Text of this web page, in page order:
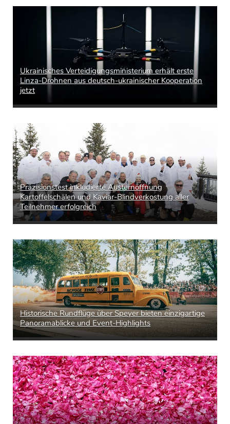
Ukrainisches Verteidigungsministerium erhält erste
Linza-Drohnen aus deutsch-ukrainischer Kooperation
jetzt
Präzisionstest inkludierte Austernöffnung
Kartoffelschälen und Kaviar-Blindverkostung aller
Teilnehmer erfolgreich
Historische Rundflüge über Speyer bieten einzigartige
Panoramablicke und Event-Highlights